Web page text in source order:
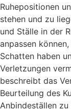
Ruhepositionen
stehen und zu
und Ställe in der
anpassen
Schatten haben
Verletzungen
beschreibt das
Beurteilung des
Anbindeställen